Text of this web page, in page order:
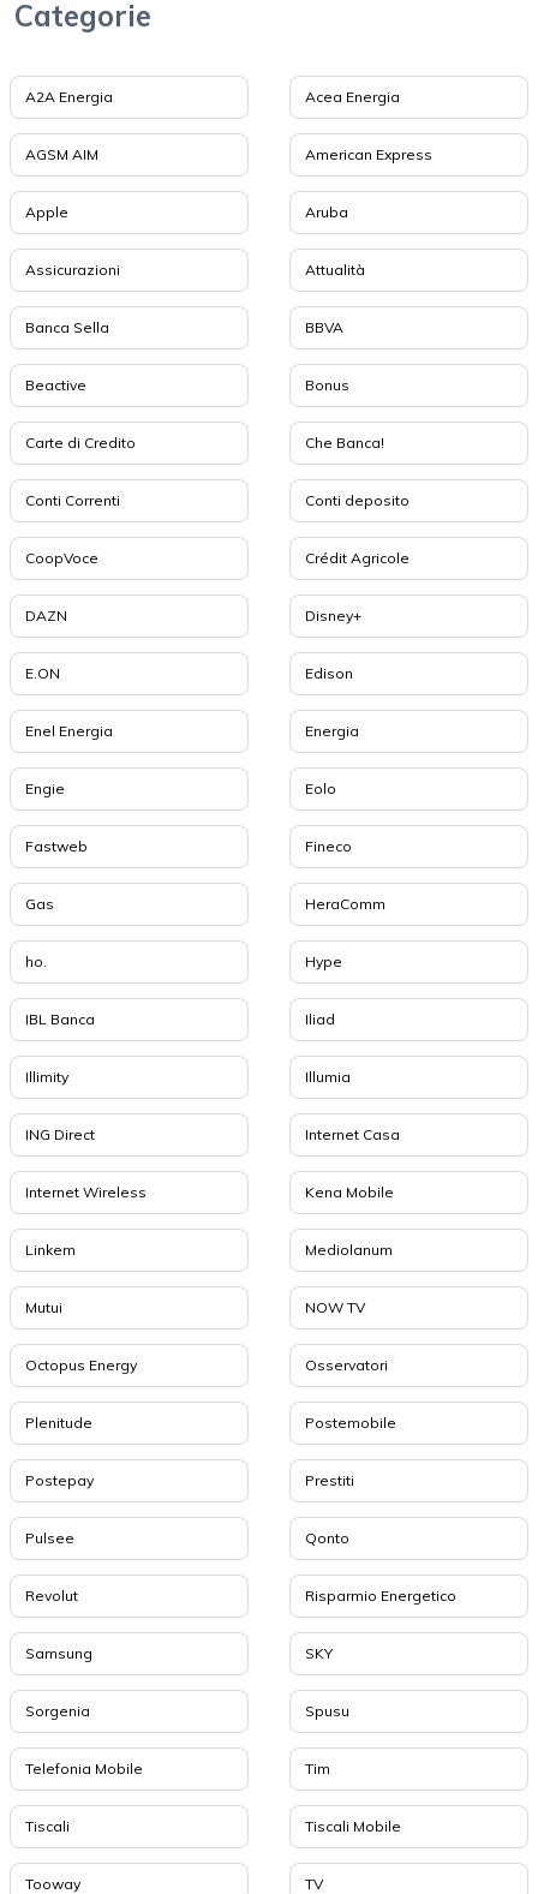
Categorie
A2A Energia Acea Energia
AGSM AIM American Express
Apple Aruba
Assicurazioni Attualità
Banca Sella BBVA
Beactive Bonus
Carte di Credito Che Banca!
Conti Correnti Conti deposito
CoopVoce Crédit Agricole
DAZN Disney+
E.ON Edison
Enel Energia Energia
Engie Eolo
Fastweb Fineco
Gas HeraComm
ho. Hype
IBL Banca Iliad
Illimity Illumia
ING Direct Internet Casa
Internet Wireless Kena Mobile
Linkem Mediolanum
Mutui NOW TV
Octopus Energy Osservatori
Plenitude Postemobile
Postepay Prestiti
Pulsee Qonto
Revolut Risparmio Energetico
Samsung SKY
Sorgenia Spusu
Telefonia Mobile Tim
Tiscali Tiscali Mobile
Tooway TV